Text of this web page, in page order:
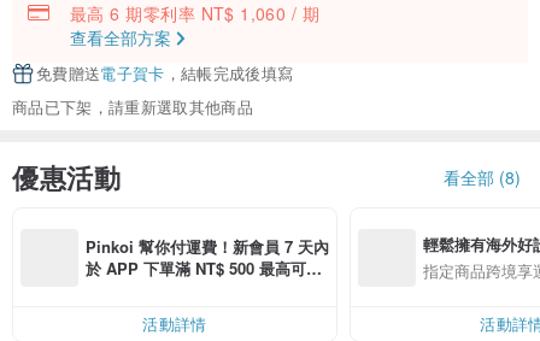
最高 6 期零利率 NT$ 1,060 / 期
查看全部方案
免費贈送電子賀卡 ，結帳完成後填寫
商品已下架，請重新選取其他商品
優惠活動 看全部 (8)
Pinkoi 幫你付運費！新會員 7 天內
於 APP 下單滿 NT$ 500 最高可折
活動詳情
輕鬆擁有海外好
指定商品跨境享
活動詳